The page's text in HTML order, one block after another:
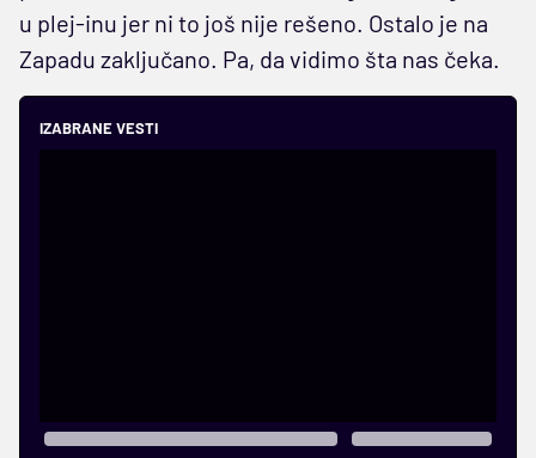
u plej-inu jer ni to još nije rešeno. Ostalo je na
Zapadu zaključano. Pa, da vidimo šta nas čeka.
IZABRANE VESTI